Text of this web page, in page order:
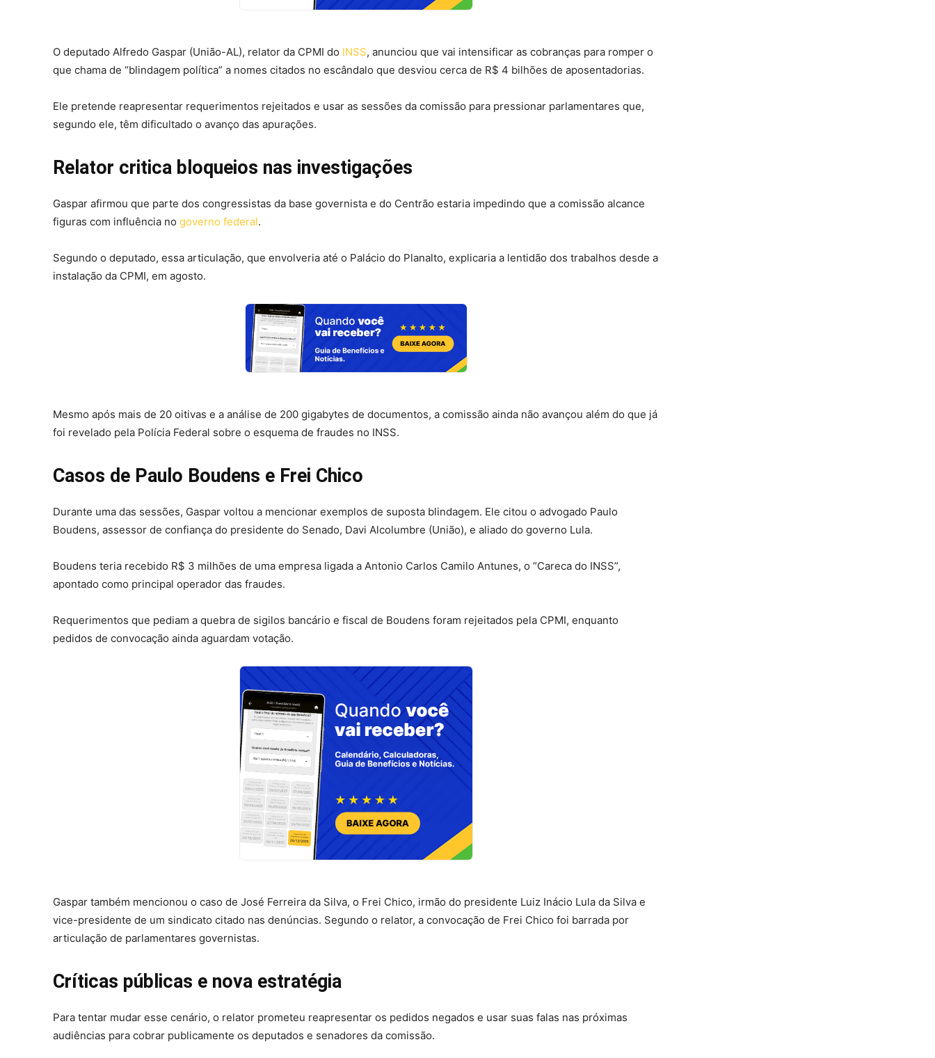
O deputado Alfredo Gaspar (União-AL), relator da CPMI do INSS, anunciou que vai intensificar as cobranças para romper o
que chama de “blindagem política” a nomes citados no escândalo que desviou cerca de R$ 4 bilhões de aposentadorias.
Ele pretende reapresentar requerimentos rejeitados e usar as sessões da comissão para pressionar parlamentares que,
segundo ele, têm dificultado o avanço das apurações.
Relator critica bloqueios nas investigações
Gaspar afirmou que parte dos congressistas da base governista e do Centrão estaria impedindo que a comissão alcance
figuras com influência no governo federal.
Segundo o deputado, essa articulação, que envolveria até o Palácio do Planalto, explicaria a lentidão dos trabalhos desde a
instalação da CPMI, em agosto.
Mesmo após mais de 20 oitivas e a análise de 200 gigabytes de documentos, a comissão ainda não avançou além do que já
foi revelado pela Polícia Federal sobre o esquema de fraudes no INSS.
Casos de Paulo Boudens e Frei Chico
Durante uma das sessões, Gaspar voltou a mencionar exemplos de suposta blindagem. Ele citou o advogado Paulo
Boudens, assessor de confiança do presidente do Senado, Davi Alcolumbre (União), e aliado do governo Lula.
Boudens teria recebido R$ 3 milhões de uma empresa ligada a Antonio Carlos Camilo Antunes, o “Careca do INSS”,
apontado como principal operador das fraudes.
Requerimentos que pediam a quebra de sigilos bancário e fiscal de Boudens foram rejeitados pela CPMI, enquanto
pedidos de convocação ainda aguardam votação.
Gaspar também mencionou o caso de José Ferreira da Silva, o Frei Chico, irmão do presidente Luiz Inácio Lula da Silva e
vice-presidente de um sindicato citado nas denúncias. Segundo o relator, a convocação de Frei Chico foi barrada por
articulação de parlamentares governistas.
Críticas públicas e nova estratégia
Para tentar mudar esse cenário, o relator prometeu reapresentar os pedidos negados e usar suas falas nas próximas
audiências para cobrar publicamente os deputados e senadores da comissão.